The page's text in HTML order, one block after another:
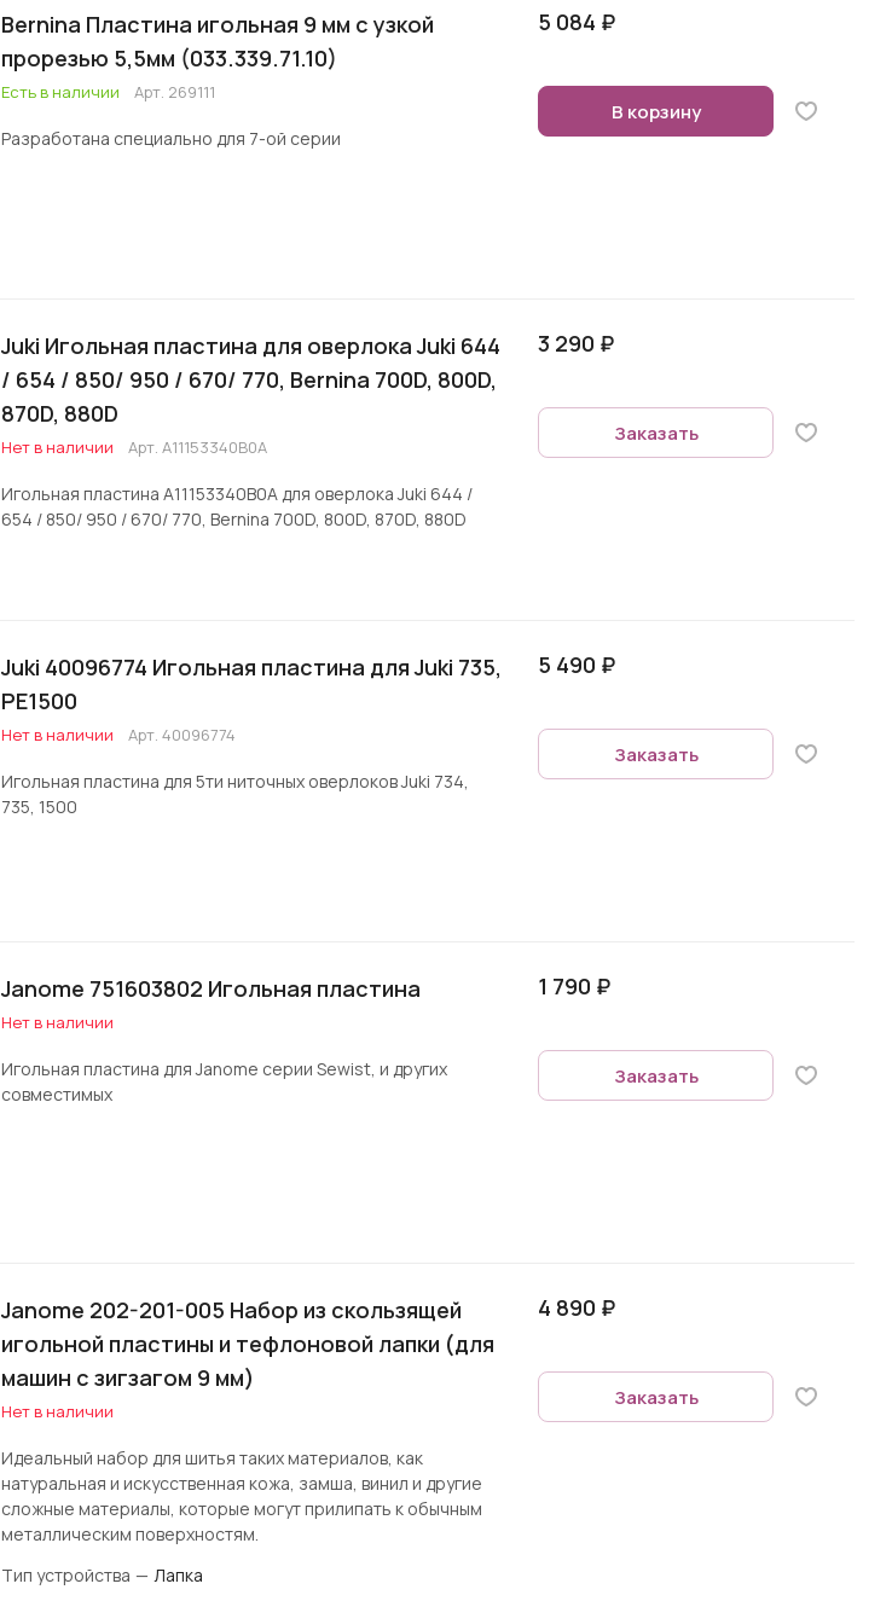
Bernina Пластина игольная 9 мм с узкой
прорезью 5,5мм (033.339.71.10)
Есть в наличии Арт. 269111
Разработана специально для 7-ой серии
5 084 ₽
В корзину
Juki Игольная пластина для оверлока Juki 644
/ 654 / 850/ 950 / 670/ 770, Bernina 700D, 800D,
870D, 880D
Нет в наличии Арт. A11153340B0A
Игольная пластина A11153340B0A для оверлока Juki 644 /
654 / 850/ 950 / 670/ 770, Bernina 700D, 800D, 870D, 880D
3 290 ₽
Заказать
Juki 40096774 Игольная пластина для Juki 735,
PE1500
Нет в наличии Арт. 40096774
Игольная пластина для 5ти ниточных оверлоков Juki 734,
735, 1500
5 490 ₽
Заказать
Janome 751603802 Игольная пластина
Нет в наличии
Игольная пластина для Janome серии Sewist, и других
совместимых
1 790 ₽
Заказать
Janome 202-201-005 Набор из скользящей
игольной пластины и тефлоновой лапки (для
машин с зигзагом 9 мм)
Нет в наличии
Идеальный набор для шитья таких материалов, как
натуральная и искусственная кожа, замша, винил и другие
сложные материалы, которые могут прилипать к обычным
металлическим поверхностям.
Тип устройства — Лапка
4 890 ₽
Заказать